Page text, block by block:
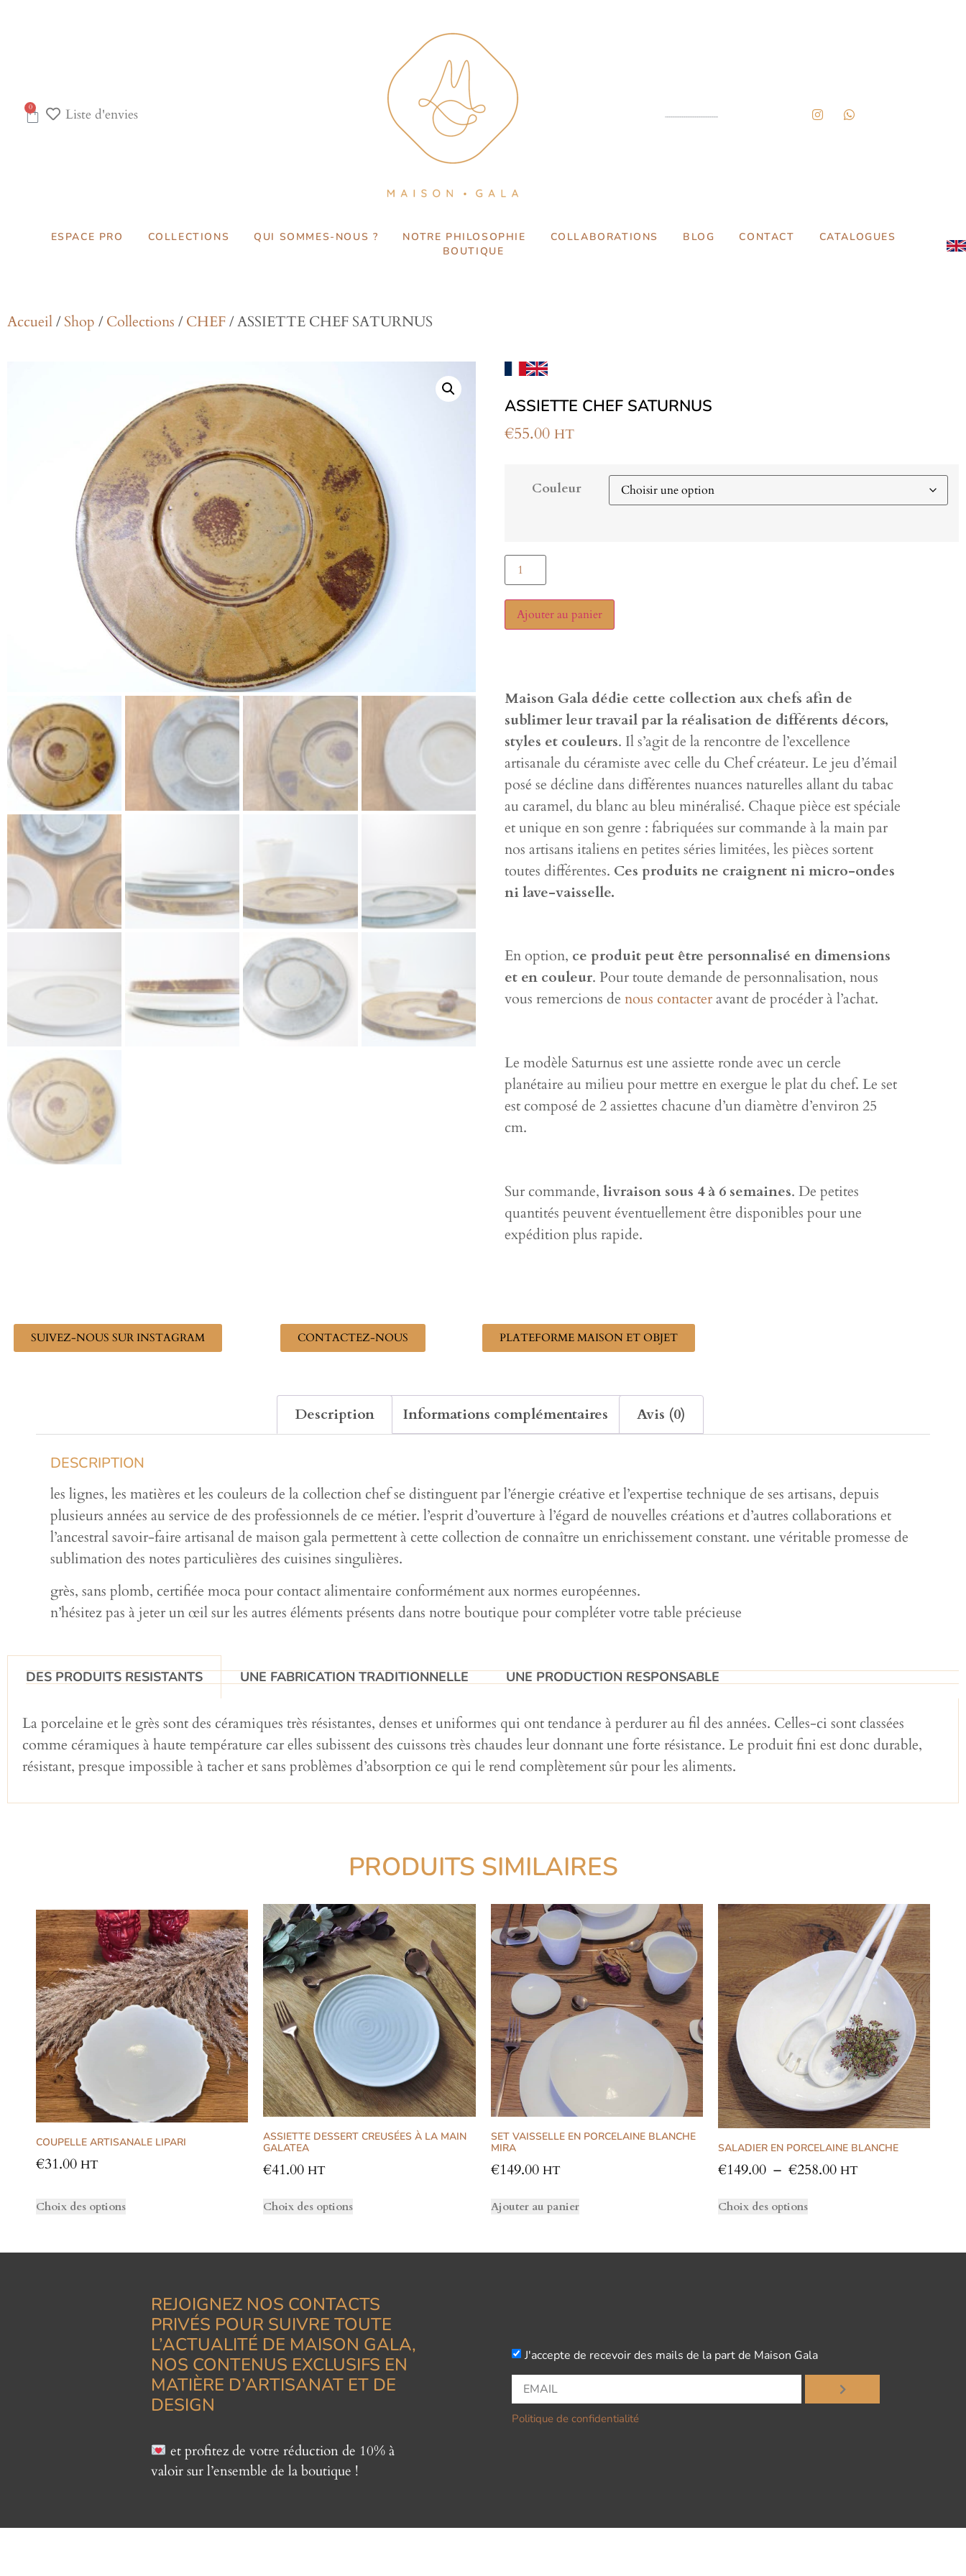
0 Liste d'envies
ESPACE PRO COLLECTIONS QUI SOMMES-NOUS ? NOTRE PHILOSOPHIE COLLABORATIONS BLOG CONTACT
CATALOGUES
BOUTIQUE
Accueil/Shop /Collections /CHEF/ ASSIETTE CHEF SATURNUS
ASSIETTE CHEF SATURNUS
€55.00 HT
Couleur
Ajouter au panier
Maison Gala dédie cette collection aux chefs afin de
sublimer leur travail par la réalisation de différents décors,
styles et couleurs. Il s’agit de la rencontre de l’excellence
artisanale du céramiste avec celle du Chef créateur. Le jeu d’émail
posé se décline dans différentes nuances naturelles allant du tabac
au caramel, du blanc au bleu minéralisé. Chaque pièce est spéciale
et unique en son genre : fabriquées sur commande à la main par
nos artisans italiens en petites séries limitées, les pièces sortent
toutes différentes. Ces produits ne craignent ni micro-ondes
ni lave-vaisselle.
En option, ce produit peut être personnalisé en dimensions
et en couleur. Pour toute demande de personnalisation, nous
vous remercions de nous contacteravant de procéder à l’achat.
Le modèle Saturnus est une assiette ronde avec un cercle
planétaire au milieu pour mettre en exergue le plat du chef. Le set
est composé de 2 assiettes chacune d’un diamètre d’environ 25
cm.
Sur commande, livraison sous 4 à 6 semaines. De petites
quantités peuvent éventuellement être disponibles pour une
expédition plus rapide.
SUIVEZ-NOUS SUR INSTAGRAM CONTACTEZ-NOUS PLATEFORME MAISON ET OBJET
Description Informations complémentaires Avis (0)
DESCRIPTION
les lignes, les matières et les couleurs de la collection chef se distinguent par l’énergie créative et l’expertise technique de ses artisans, depuis
plusieurs années au service de des professionnels de ce métier. l’esprit d’ouverture à l’égard de nouvelles créations et d’autres collaborations et
l’ancestral savoir-faire artisanal de maison gala permettent à cette collection de connaître un enrichissement constant. une véritable promesse de
sublimation des notes particulières des cuisines singulières.
grès, sans plomb, certifiée moca pour contact alimentaire conformément aux normes européennes.
n’hésitez pas à jeter un œil sur les autres éléments présents dans notre boutique pour compléter votre table précieuse
DES PRODUITS RESISTANTS UNE FABRICATION TRADITIONNELLE​ UNE PRODUCTION RESPONSABLE​
La porcelaine et le grès sont des céramiques très résistantes, denses et uniformes qui ont tendance à perdurer au fil des années. Celles-ci sont classées
comme céramiques à haute température car elles subissent des cuissons très chaudes leur donnant une forte résistance. Le produit fini est donc durable,
résistant, presque impossible à tacher et sans problèmes d’absorption ce qui le rend complètement sûr pour les aliments.
PRODUITS SIMILAIRES
COUPELLE ARTISANALE LIPARI
€31.00 HT
Choix des options
ASSIETTE DESSERT CREUSÉES À LA MAIN
GALATEA
€41.00 HT
Choix des options
SET VAISSELLE EN PORCELAINE BLANCHE
MIRA
€149.00 HT
Ajouter au panier
SALADIER EN PORCELAINE BLANCHE
€149.00 – €258.00 HT
Choix des options
REJOIGNEZ NOS CONTACTS
PRIVÉS POUR SUIVRE TOUTE
L’ACTUALITÉ DE MAISON GALA,
NOS CONTENUS EXCLUSIFS EN
MATIÈRE D’ARTISANAT ET DE
DESIGN
et profitez de votre réduction de 10% à
valoir sur l’ensemble de la boutique !
J'accepte de recevoir des mails de la part de Maison Gala
Politique de confidentialité